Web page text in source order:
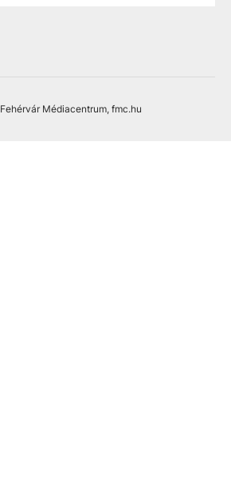
Fehérvár Médiacentrum, fmc.hu